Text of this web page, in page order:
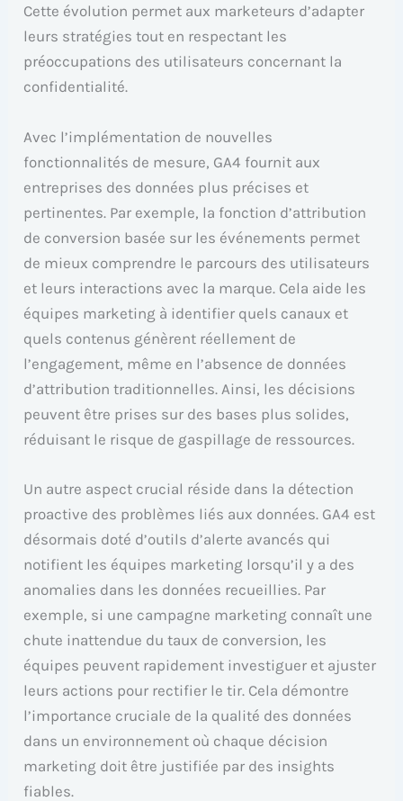
Cette évolution permet aux marketeurs d’adapter
leurs stratégies tout en respectant les
préoccupations des utilisateurs concernant la
confidentialité.
Avec l’implémentation de nouvelles
fonctionnalités de mesure, GA4 fournit aux
entreprises des données plus précises et
pertinentes. Par exemple, la fonction d’attribution
de conversion basée sur les événements permet
de mieux comprendre le parcours des utilisateurs
et leurs interactions avec la marque. Cela aide les
équipes marketing à identifier quels canaux et
quels contenus génèrent réellement de
l’engagement, même en l’absence de données
d’attribution traditionnelles. Ainsi, les décisions
peuvent être prises sur des bases plus solides,
réduisant le risque de gaspillage de ressources.
Un autre aspect crucial réside dans la détection
proactive des problèmes liés aux données. GA4 est
désormais doté d’outils d’alerte avancés qui
notifient les équipes marketing lorsqu’il y a des
anomalies dans les données recueillies. Par
exemple, si une campagne marketing connaît une
chute inattendue du taux de conversion, les
équipes peuvent rapidement investiguer et ajuster
leurs actions pour rectifier le tir. Cela démontre
l’importance cruciale de la qualité des données
dans un environnement où chaque décision
marketing doit être justifiée par des insights
fiables.